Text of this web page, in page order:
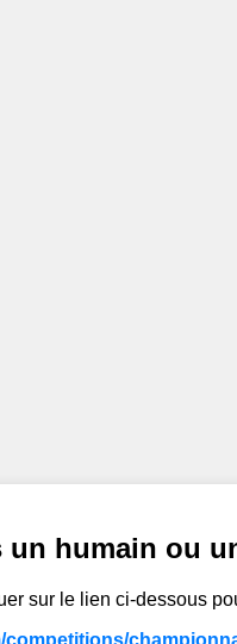
un humain ou
sur le lien ci-dessous